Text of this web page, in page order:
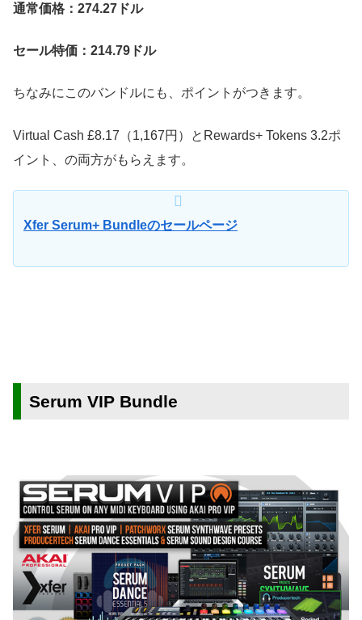
通常価格：274.27ドル
セール特価：214.79ドル
ちなみにこのバンドルにも、ポイントがつきます。
Virtual Cash £8.17（1,167円）とRewards+ Tokens 3.2ポ
イント、の両方がもらえます。
Xfer Serum+ Bundleのセールページ
Serum VIP Bundle